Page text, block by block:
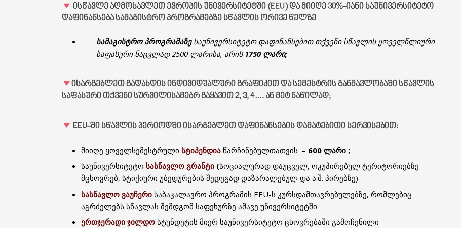
ᲘᲡᲬᲐᲕᲚᲔ ᲐᲦᲛᲝᲡᲐᲕᲚᲔᲗ ᲔᲕᲠᲝᲞᲘᲡ ᲣᲜᲘᲕᲔᲠᲡᲘᲢᲔᲢᲨᲘ (EEU) ᲓᲐᲛᲘᲘᲦᲔ 30%-ᲘᲐᲜᲘ ᲡᲐᲣᲜᲘᲕᲔᲠᲡᲘᲢᲔᲢᲝ
ᲓᲐᲤᲘᲜᲐᲜᲡᲔᲑᲐᲡᲐᲛᲐᲒᲘᲡᲢᲠᲝ ᲞᲠᲝᲒᲠᲐᲛᲔᲑᲖᲔ ᲡᲬᲐᲕᲚᲘᲡ ᲝᲠᲘᲕᲔ ᲬᲔᲚᲖᲔ
სამაგისტრო პროგრამაზესაუნივერსიტეტო დაფინანსებით თქვენი სწავლის ყოველწლიური
საფასური ნაცვლად 2500 ლარისა, არის 1750 ლარი;
ᲘᲡᲐᲠᲒᲔᲑᲚᲔᲗ ᲒᲐᲓᲐᲮᲓᲘᲡᲘᲜᲓᲘᲕᲘᲓᲣᲐᲚᲣᲠᲘ ᲒᲠᲐᲤᲘᲙᲘᲗᲓᲐ ᲡᲔᲛᲔᲡᲢᲠᲘᲡ ᲒᲐᲜᲛᲐᲕᲚᲝᲑᲐᲨᲘ ᲡᲬᲐᲕᲚᲘᲡ
ᲡᲐᲤᲐᲡᲣᲠᲘ ᲗᲥᲕᲔᲜᲘ ᲡᲣᲠᲕᲘᲚᲘᲡᲐᲛᲔᲑᲠ ᲒᲐᲧᲐᲕᲘᲗ 2, 3, 4…. ᲐᲜ ᲛᲔᲢ ᲜᲐᲬᲘᲚᲐᲓ;
EEU-ᲨᲘ ᲡᲬᲐᲕᲚᲘᲡ ᲞᲔᲠᲘᲝᲓᲨᲘ ᲘᲡᲐᲠᲒᲔᲑᲚᲔᲗᲓᲐᲤᲘᲜᲐᲜᲡᲔᲑᲘᲡ ᲓᲐᲛᲐᲢᲔᲑᲘᲗᲘ ᲡᲔᲠᲕᲘᲡᲔᲑᲘᲗ:
მიიღე ყოველსემესტრული სტიპენდია წარჩინებულთათვის – 600 ლარი ;
საუნივერსიტეტო სასწავლო გრანტი(სოციალურად დაუცველ, ოკუპირებულ ტერიტორიებზე
მცხოვრებ, სტიქიური უბედურების შედეგად დაზარალებულ და ა.შ. პირებზე)
სასწავლო ვაუჩერი საბაკალავრო პროგრამის EEU-ს კურსდამთავრებულებზე, რომლებიც
აგრძელებს სწავლას შემდგომ საფეხურზე ამავე უნივერსიტეტში
ერთჯერადი ჯილდოსტუნდეტის მიერ საუნივერსიტეტო ცხოვრებაში გამოჩენილი